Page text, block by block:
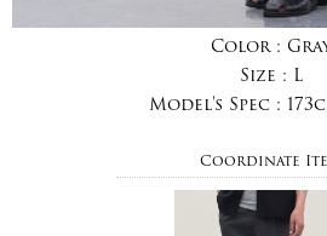
Color :
Size : L
Model's Spec :
Coordinate